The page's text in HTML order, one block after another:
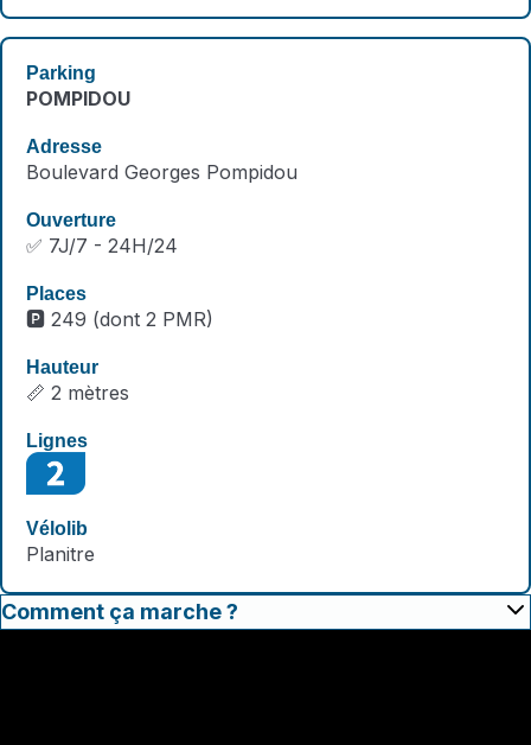
POMPIDOU
Boulevard Georges Pompidou
✅ 7J/7 - 24H/24
🅿️ 249 (dont 2 PMR)
📏 2 mètres
Planitre
Comment ça marche ?